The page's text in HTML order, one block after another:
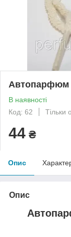
Автопарфюм
В наявності
Код: 62
Тільки
44 ₴
Опис
Опис